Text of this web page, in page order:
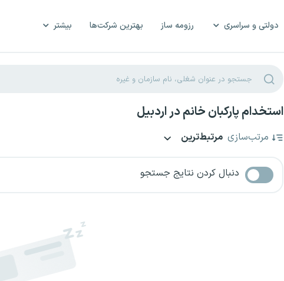
دولتی و سراسری رزومه ساز بهترین شرکت‌ها بیشتر
استخدام پارکبان خانم در اردبیل
مرتب‌سازی مرتبط‌ترین
دنبال کردن نتایج جستجو